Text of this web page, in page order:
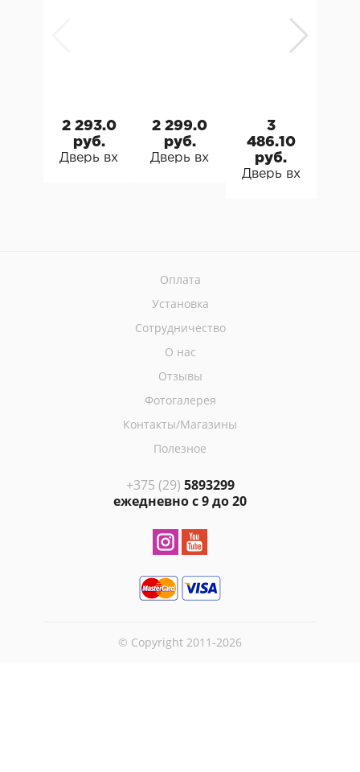
2 293.0
руб.
Дверь входная металлическая Металюкс
2 299.0
руб.
Дверь входная металлическая
3
486.10
руб.
Дверь входная
Оплата
Установка
Сотрудничество
О нас
Отзывы
Фотогалерея
Контакты/Магазины
Полезное
+375 (29) 5893299
ежедневно с 9 до 20
© Copyright 2011-2026